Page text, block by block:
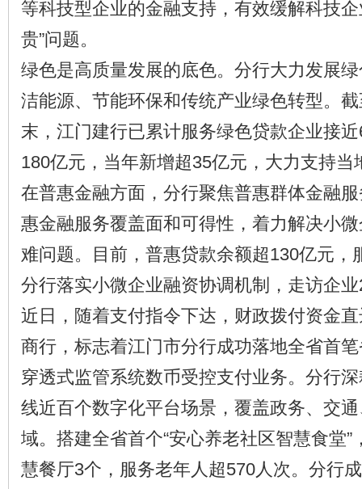
等科技型企业的金融支持，有效缓解科技
贵”问题。
绿色是高质量发展的底色。分行大力发展
洁能源、节能环保和传统产业绿色转型。
末，江门建行已累计服务绿色贷款企业接
180亿元，当年新增超35亿元，大力支持当
在普惠金融方面，分行聚焦普惠群体金融
惠金融服务覆盖面和可得性，着力解决小
难问题。目前，普惠贷款余额超130亿元，
分行落实小微企业融资协调机制，走访企
近日，随着支付指令下达，财政拨付资金
商行，标志着江门市分行成功落地全省首
穿透式监管系统数币受控支付业务。分行
线近百个数字化平台场景，覆盖政务、交
域。搭建全省首个“安心养老社区智慧食堂
慧餐厅3个，服务老年人超570人次。分行